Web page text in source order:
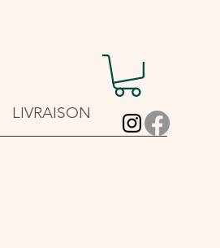
LIVRAISON